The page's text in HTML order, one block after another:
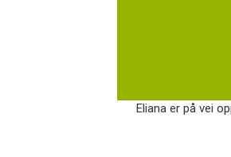
Eliana er på vei